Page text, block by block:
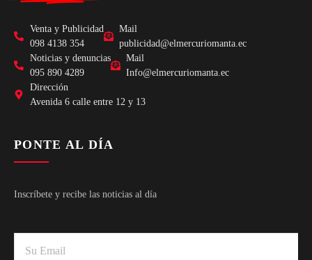
Venta y Publicidad
098 4138 354
Mail
publicidad@elmercuriomanta.ec
Noticias y denuncias
095 890 4289
Mail
Info@elmercuriomanta.ec
Dirección
Avenida 6 calle entre 12 y 13
PONTE AL DÍA
Inscríbete y recibe las noticias al día